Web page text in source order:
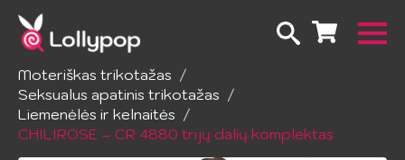
Pradžia
Apatinis trikotažas
Moteriškas trikotažas
Seksualus apatinis trikotažas
Liemenėlės ir kelnaitės
CHILIROSE – CR 4880 trijų dalių komplektas